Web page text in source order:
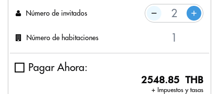
Número de invitados
Número de habitaciones
Pagar Ahora:
2548.85 THB
+ Impuestos y tasas